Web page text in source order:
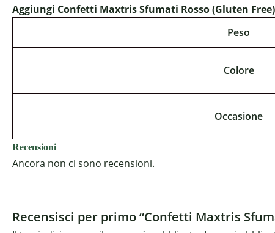
Aggiungi Confetti Maxtris Sfumati Rosso (Gluten
Peso
Colore
Occasione
Recensioni
Ancora non ci sono recensioni.
Recensisci per primo “Confetti Maxtris